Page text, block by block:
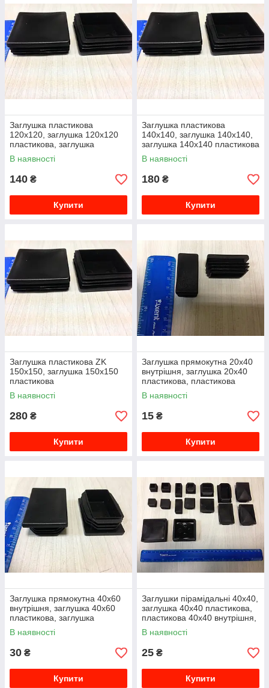
Заглушка пластикова
120х120, заглушка 120х120
пластикова, заглушка
120х120 внутрішня
В наявності
140 ₴
Купити
Заглушка пластикова
140х140, заглушка 140х140,
заглушка 140х140 пластикова
внутрішня
В наявності
180 ₴
Купити
Заглушка пластикова ZK
150х150, заглушка 150х150
пластикова
В наявності
280 ₴
Купити
Заглушка прямокутна 20х40
внутрішня, заглушка 20х40
пластикова, пластикова
заглушка 20х40
В наявності
15 ₴
Купити
Заглушка прямокутна 40х60
внутрішня, заглушка 40х60
пластикова, заглушка
пластикова 40х60
В наявності
30 ₴
Купити
Заглушки пірамідальні 40х40,
заглушка 40х40 пластикова,
пластикова 40х40 внутрішня,
для профільної труби
В наявності
25 ₴
Купити